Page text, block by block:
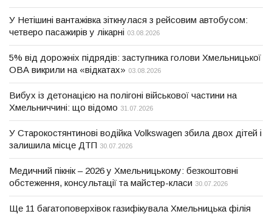
У Нетішині вантажівка зіткнулася з рейсовим автобусом:
четверо пасажирів у лікарні 03.08.2026
5% від дорожніх підрядів: заступника голови Хмельницької
ОВА викрили на «відкатах» 03.08.2026
Вибух із детонацією на полігоні військової частини на
Хмельниччині: що відомо 31.07.2026
У Старокостянтинові водійка Volkswagen збила двох дітей і
залишила місце ДТП 30.07.2026
Медичний пікнік – 2026 у Хмельницькому: безкоштовні
обстеження, консультації та майстер-класи 30.07.2026
Ще 11 багатоповерхівок газифікувала Хмельницька філія